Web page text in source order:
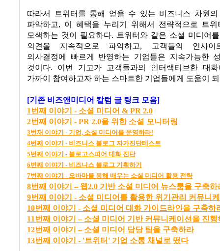
따라서 트위터를 통해 얻을 수 있는 비즈니스 차원
파악하고, 이 혜택을 누리기 위해서 전략적으로 트
모색하는 것이 필요하다. 트위터와 같은 소셜 미디어
의견을 지속적으로 파악하고, 고객들의 인사이
의사결정에 빠르게 반영하는 기업들은 지속가능한
것이다. 이번 기고가 고객들과의 인터랙티브한 대
가까이 참여하고자 하는 스마트한 기업들에게 도움이
[기존 비즈앤미디어 칼럼 글 링크 모음]
1번째 이야기 - 소셜 미디어 & PR 2.0
2번째 이야기 - PR 2.0을 위한 소셜 모니터링
3번재 이야기 - 기업, 소셜 미디어를 운영하라!
4번째 이야기 - 비즈니스 블로그 자가진단테스트
5번째 이야기 - 블로고스피어 대화 진단
6번째 이야기 - 비즈니스 블로그 기획하기
7번째 이야기 - 오바마를 통해 배우는 소셜 미디어 활용 전략
8번째 이 야기 – 웹2.0 기 반 소셜 미 디어 뉴스룸을 구축하
9번째 이야기 - 소셜 미디어를 활용한 위기관리 커뮤니
10번째 이야기 - 소셜 미디어 대화 가이드라인을 구축하
11번째 이 야기 – 소셜 미 디어 기 반 커 뮤니 케 이 션을 진행
12번째 이 야기 – 소셜 미 디어 담당 팀을 구축하라
13번째 이야기 - '트위터' 기업 소통 채널로 떴다